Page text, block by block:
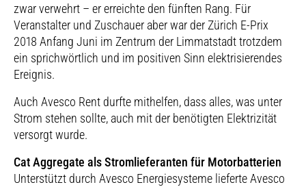
zwar verwehrt – er erreichte den fünften Rang. Für
Veranstalter und Zuschauer aber war der Zürich E-Prix
2018 Anfang Juni im Zentrum der Limmatstadt trotzdem
ein sprichwörtlich und im positiven Sinn elektrisierendes
Ereignis.
Auch Avesco Rent durfte mithelfen, dass alles, was unter
Strom stehen sollte, auch mit der benötigten Elektrizität
versorgt wurde.
Cat Aggregate als Stromlieferanten für Motorbatterien
Unterstützt durch Avesco Energiesysteme lieferte Avesco